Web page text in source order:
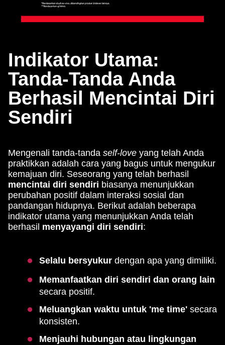
Indikator Utama:
Tanda-Tanda Anda
Berhasil Mencintai Diri
Sendiri
Mengenali tanda-tanda self-love yang telah Anda
praktikkan adalah cara yang bagus untuk mengukur
kemajuan diri. Seseorang yang telah berhasil
mencintai diri sendiri biasanya menunjukkan
perubahan positif dalam interaksi sosial dan
pandangan hidupnya. Berikut adalah beberapa
indikator utama yang menunjukkan Anda telah
berhasil menyayangi diri sendiri:
Selalu bersyukurdengan apa yang dimiliki.
Memanfaatkan diri sendiri dan orang lain
secara positif.
Meluangkan waktu untuk 'me time'secara
konsisten.
Menjauhi hubungan atau lingkungan